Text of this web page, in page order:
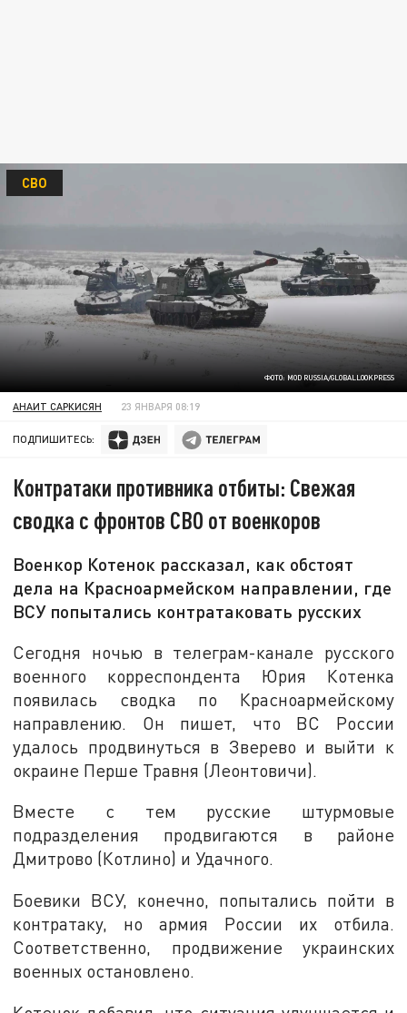
ФОТО: MOD RUSSIA/GLOBALLOOKPRESS
СВО
АНАИТ САРКИСЯН 23 ЯНВАРЯ 08:19
ПОДПИШИТЕСЬ:
Контратаки противника отбиты: Свежая
сводка с фронтов СВО от военкоров
Военкор Котенок рассказал, как обстоят
дела на Красноармейском направлении, где
ВСУ попытались контратаковать русских
Сегодня ночью в телеграм-канале русского
военного корреспондента Юрия Котенка
появилась сводка по Красноармейскому
направлению. Он пишет, что ВС России
удалось продвинуться в Зверево и выйти к
окраине Перше Травня (Леонтовичи).
Вместе с тем русские штурмовые
подразделения продвигаются в районе
Дмитрово (Котлино) и Удачного.
Боевики ВСУ, конечно, попытались пойти в
контратаку, но армия России их отбила.
Соответственно, продвижение украинских
военных остановлено.